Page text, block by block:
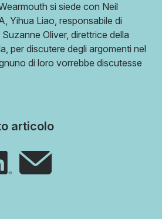
si siede con Neil
Yihua Liao, responsabile di
Oliver, direttrice della
per discutere degli argomenti nel
di loro vorrebbe discutesse
articolo